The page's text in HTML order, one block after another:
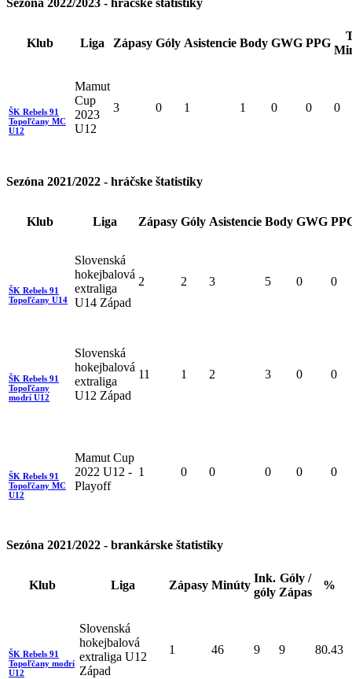
Sezóna 2022/2023 - hráčske štatistiky
Klub Liga Zápasy Góly Asistencie Body GWG PPG
ŠK Rebels 91
Topoľčany MC
U12
Mamut
Cup
2023
U12
3 0 1 1 0 0 0
Sezóna 2021/2022 - hráčske štatistiky
Klub Liga Zápasy Góly Asistencie Body GWG
ŠK Rebels 91
Topoľčany U14
Slovenská
hokejbalová
extraliga
U14 Západ
2 2 3 5 0 0
ŠK Rebels 91
Topoľčany
modrí U12
Slovenská
hokejbalová
extraliga
U12 Západ
11 1 2 3 0 0
ŠK Rebels 91
Topoľčany MC
U12
Mamut Cup
2022 U12 -
Playoff
1 0 0 0 0 0
Sezóna 2021/2022 - brankárske štatistiky
Klub Liga Zápasy Minúty
Ink.
góly
Góly /
Zápas
%
ŠK Rebels 91
Topoľčany modrí
U12
Slovenská
hokejbalová
extraliga U12
Západ
1 46 9 9 80.43